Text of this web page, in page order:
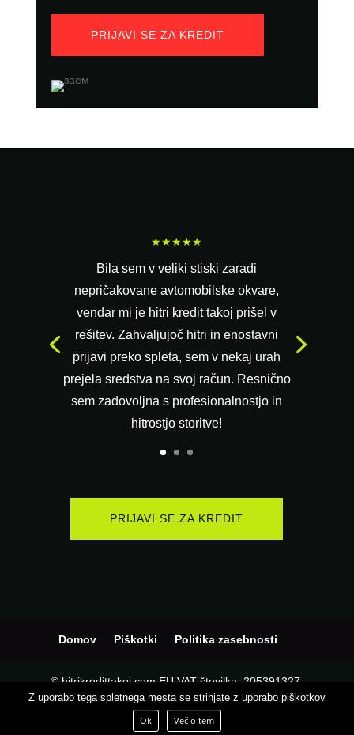
PRIJAVI SE ZA KREDIT
★★★★★
Bila sem v veliki stiski zaradi
nepričakovane avtomobilske okvare,
vendar mi je hitri kredit takoj prišel v
rešitev. Zahvaljujoč hitri in enostavni
prijavi preko spleta, sem v nekaj urah
prejela sredstva na svoj račun. Resnično
sem zadovoljna s profesionalnostjo in
hitrostjo storitve!
PRIJAVI SE ZA KREDIT
Domov Piškotki Politika zasebnosti
© hitrikredittakoj.com EU VAT številka: 205391327,
Podjetje:KD CAPITAL LTD, Naslov: UL.L. KARAVELOV
2, Poštni naslov: 4000, Mesto: Plovdiv, Država: Bolgarija
Z uporabo tega spletnega mesta se strinjate z uporabo piškotkov
Ok
Več o tem